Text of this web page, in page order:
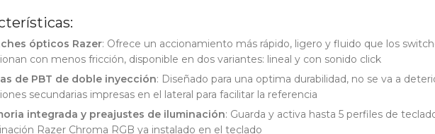
ópticos Razer: Ofrece un accionamiento más rápido, ligero y fluido que los
con menos fricción, disponible en dos variantes: lineal y con sonido click
de PBT de doble inyección: Diseñado para una optima durabilidad, no se va a
secundarias impresas en el lateral para facilitar la referencia
integrada y preajustes de iluminación: Guarda y activa hasta 5 perfiles de
Razer Chroma RGB ya instalado en el teclado